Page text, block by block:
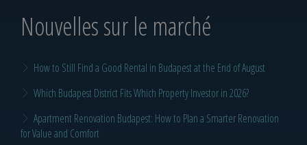
Nouvelles sur le marché
How to Still Find a Good Rental in Budapest at the End of August
Which Budapest District Fits Which Property Investor in 2026?
Apartment Renovation Budapest: How to Plan a Smarter Renovation
for Value and Comfort